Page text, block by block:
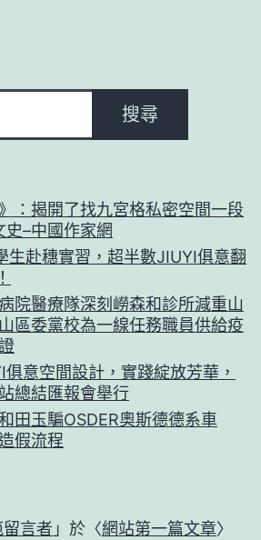
搜尋
：揭開了找九宮格私密空間一段
史–中國作家網
生赴穗實習，超半數JIUYI俱意翻
院醫療隊深刻嶗森和診所減重山
區委黨校為一線任務職員供給疫
意空間設計，實踐綻放芳華，
總結匯報會舉行
田玉騙OSDER奧斯德德系車
假流程
言者 」於〈網站第一篇文章〉